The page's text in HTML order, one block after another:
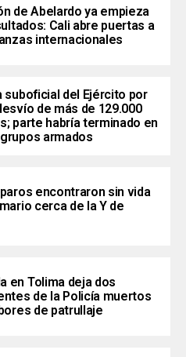
de Abelardo ya empieza
Cali abre puertas a
internacionales
suboficial del Ejército por
de más de 129.000
parte habría terminado en
armados
encontraron sin vida
cerca de la Y de
en Tolima deja dos
de la Policía muertos
de patrullaje